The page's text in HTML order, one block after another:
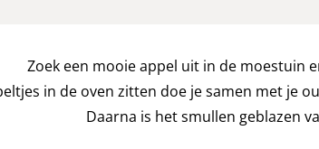
Zoek een mooie appel uit in de moestuin
in de oven zitten doe je samen met je
Daarna is het smullen geblazen